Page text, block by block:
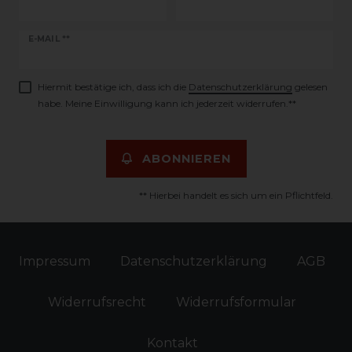
E-MAIL **
Newsletter
Hiermit bestätige ich, dass ich die Daten­schutz­erklärung gelesen
habe. Meine Einwilligung kann ich jederzeit widerrufen.**
ABONNIEREN
** Hierbei handelt es sich um ein Pflichtfeld.
Impressum Daten­schutz­erklärung AGB
Widerrufs­recht Widerrufs­formular
Kontakt